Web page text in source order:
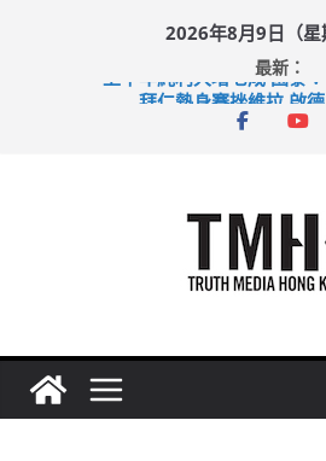
2026年8月9日（星
最新：
上半年純利大增七成 國泰
拜仁熱身賽挫維拉 啟
性罪行修例獲九成支持 鄧炳強：